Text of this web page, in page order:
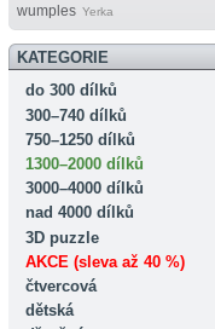
wumples Yerka
KATEGORIE
do 300 dílků
300–740 dílků
750–1250 dílků
1300–2000 dílků
3000–4000 dílků
nad 4000 dílků
3D puzzle
AKCE (sleva až 40 %)
čtvercová
dětská